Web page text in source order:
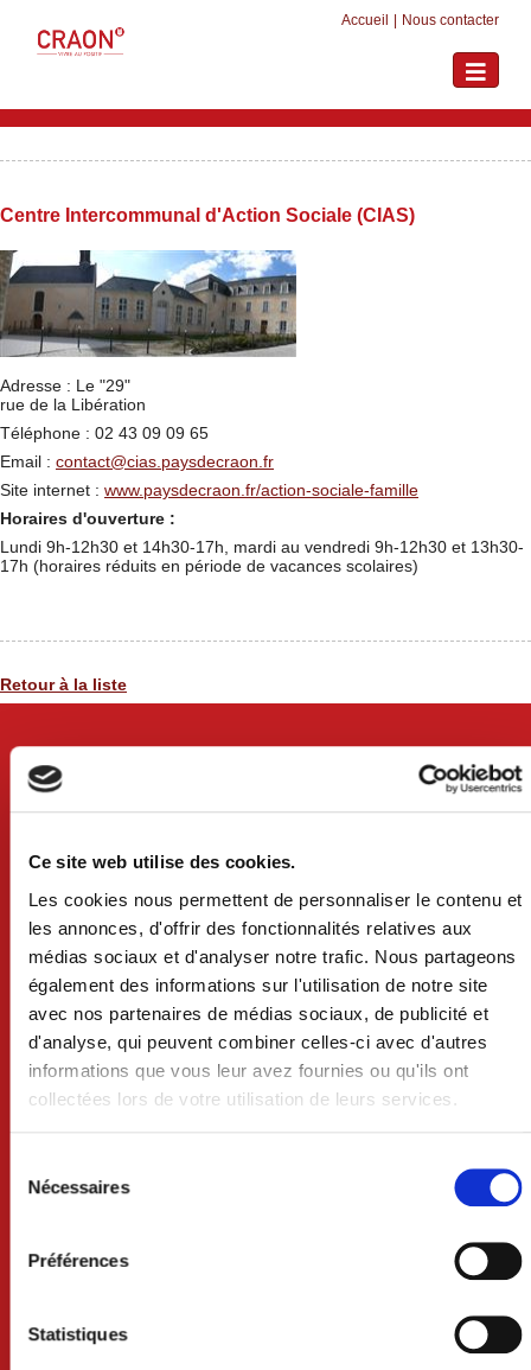
Ce site web utilise des cookies.
Les cookies nous permettent de personnaliser le contenu et
les annonces, d'offrir des fonctionnalités relatives aux
médias sociaux et d'analyser notre trafic. Nous partageons
également des informations sur l'utilisation de notre site
avec nos partenaires de médias sociaux, de publicité et
d'analyse, qui peuvent combiner celles-ci avec d'autres
informations que vous leur avez fournies ou qu'ils ont
collectées lors de votre utilisation de leurs services.
consentement
Nécessaires
Préférences
Statistiques
Accueil Nous contacter
Toggle
Centre Intercommunal d'Action Sociale (CIAS)
Adresse : Le "29"
rue de la Libération
Téléphone : 02 43 09 09 65
Email : contact@cias.paysdecraon.fr
Site internet : www.paysdecraon.fr/action-sociale-famille
Horaires d'ouverture :
Lundi 9h-12h30 et 14h30-17h, mardi au vendredi 9h-12h30 et 13h30-
17h (horaires réduits en période de vacances scolaires)
Retour à la liste
VILLE DE CRAON
BP 74 - 53400 CRAON
Nous contacter